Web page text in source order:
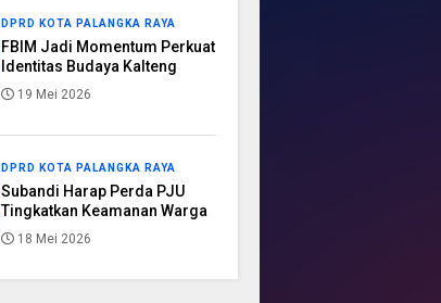
DPRD KOTA PALANGKA RAYA
FBIM Jadi Momentum Perkuat
Identitas Budaya Kalteng
19 Mei 2026
DPRD KOTA PALANGKA RAYA
Subandi Harap Perda PJU
Tingkatkan Keamanan Warga
18 Mei 2026